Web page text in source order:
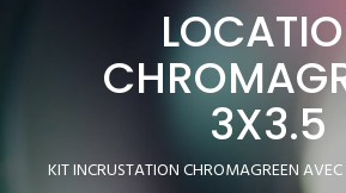
3X3.5
KIT INCRUSTATION CHROMAGREEN